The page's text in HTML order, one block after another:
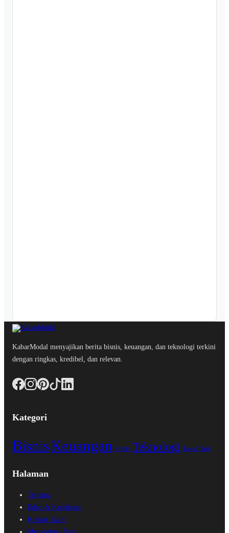
KabarModal menyajikan berita bisnis, keuangan, dan teknologi terkini
dengan ringkas, kredibel, dan relevan.
Kategori
BisnisKeuangan Kripto Teknologi Tips & Trik
Halaman
Tentang
Iklan & Kemitraan
Kontak Kami